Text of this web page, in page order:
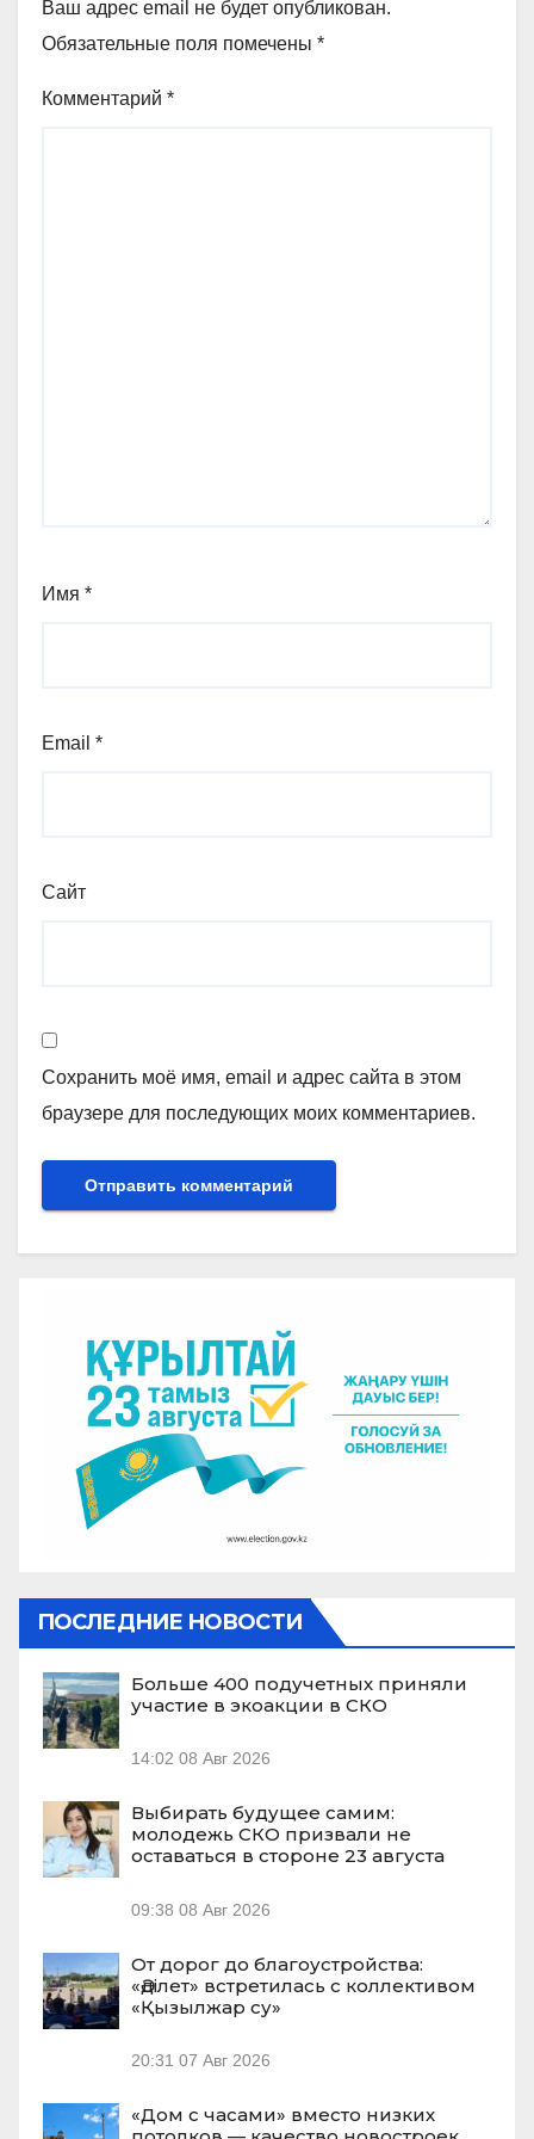
Ваш адрес email не будет опубликован.
Обязательные поля помечены *
Комментарий *
Имя *
Email *
Сайт
Сохранить моё имя, email и адрес сайта в этом
браузере для последующих моих комментариев.
ПОСЛЕДНИЕ НОВОСТИ
Больше 400 подучетных приняли
участие в экоакции в СКО
14:02 08 Авг 2026
Выбирать будущее самим:
молодежь СКО призвали не
оставаться в стороне 23 августа
09:38 08 Авг 2026
От дорог до благоустройства:
«Әділет» встретилась с коллективом
«Қызылжар су»
20:31 07 Авг 2026
«Дом с часами» вместо низких